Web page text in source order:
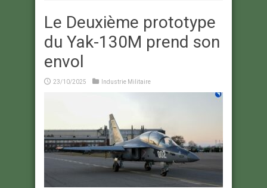
Le Deuxième prototype
du Yak-130M prend son
envol
23/10/2025 Industrie Militaire